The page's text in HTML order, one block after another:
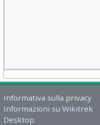
Informativa sulla privacy
Informazioni su Wikitrek
Desktop